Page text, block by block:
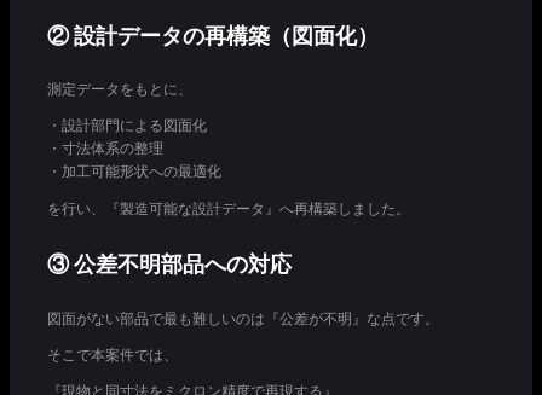
② 設計データの再構築（図面化）
測定データをもとに、
・設計部門による図面化
・寸法体系の整理
・加工可能形状への最適化
を行い、『製造可能な設計データ』へ再構築しました。
③ 公差不明部品への対応
図面がない部品で最も難しいのは『公差が不明』な点です。
そこで本案件では、
『現物と同寸法をミクロン精度で再現する』